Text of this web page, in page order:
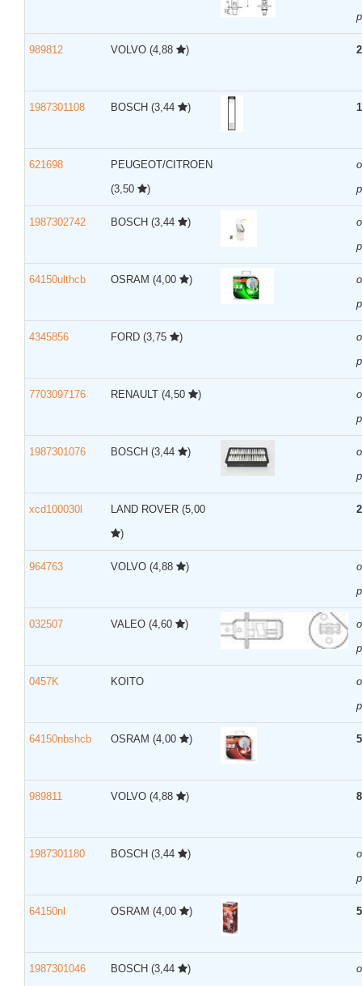
989812 VOLVO (4,88 )
1987301108 BOSCH (3,44 )
621698
PEUGEOT/CITROEN
(3,50
)
1987302742 BOSCH (3,44 )
64150ulthcb OSRAM (4,00 )
4345856 FORD (3,75 )
7703097176 RENAULT (4,50 )
1987301076 BOSCH (3,44 )
xcd100030l LAND ROVER (5,00
)
964763 VOLVO (4,88 )
032507 VALEO (4,60 )
0457K KOITO
64150nbshcb OSRAM (4,00 )
989811 VOLVO (4,88 )
1987301180 BOSCH (3,44 )
64150nl OSRAM (4,00 )
1987301046 BOSCH (3,44 )